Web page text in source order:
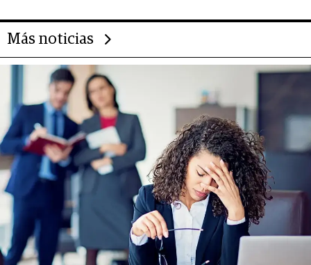
Más noticias